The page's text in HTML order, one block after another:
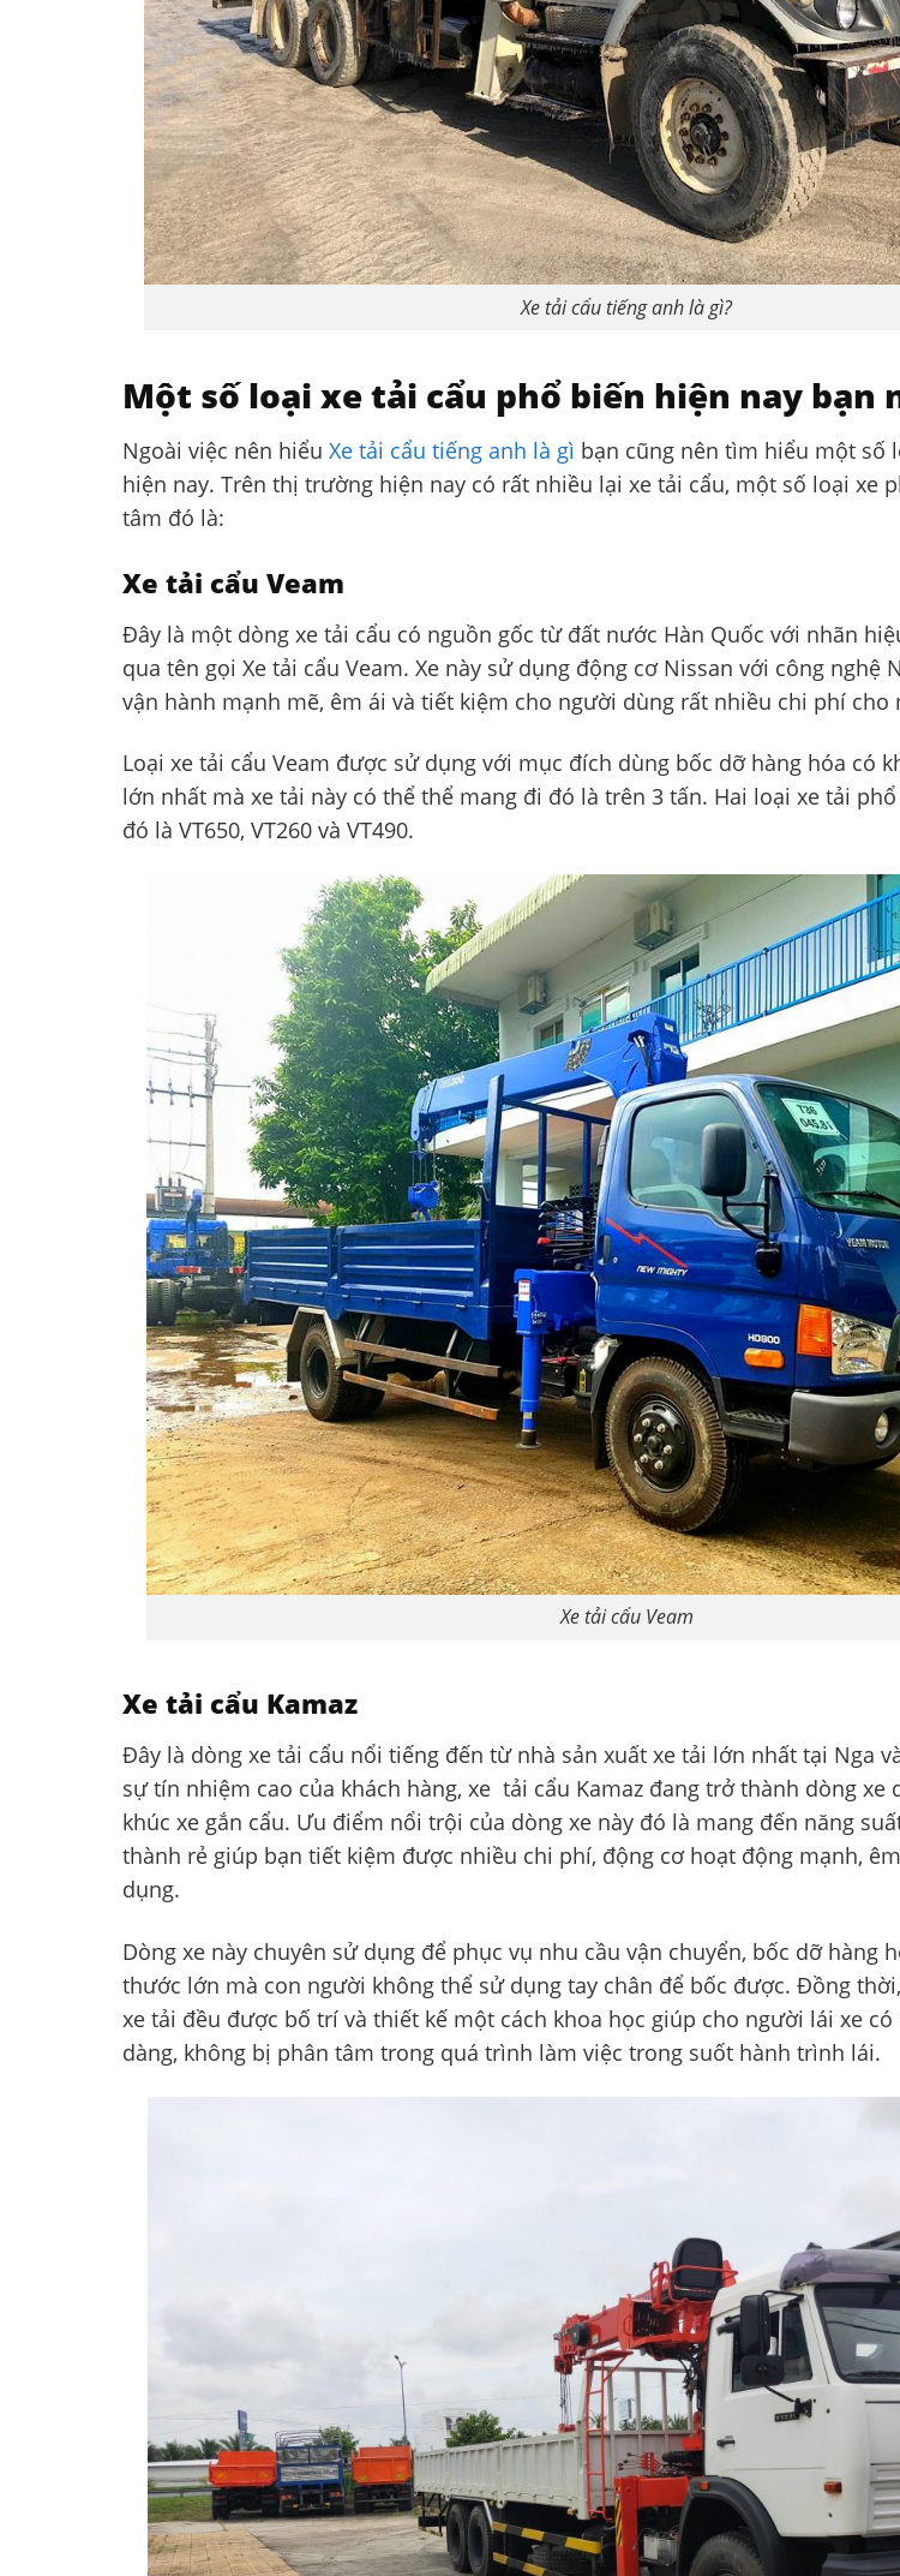
Xe tải cẩu tiếng anh là gì?
Một số loại xe tải cẩu phổ biến hiện nay bạn
Ngoài việc nên hiểu Xe tải cẩu tiếng anh là gì bạn cũng nên tìm hiểu một số
hiện nay. Trên thị trường hiện nay có rất nhiều lại xe tải cẩu, một số loại xe
tâm đó là:
Xe tải cẩu Veam
Đây là một dòng xe tải cẩu có nguồn gốc từ đất nước Hàn Quốc với nhãn
qua tên gọi Xe tải cẩu Veam. Xe này sử dụng động cơ Nissan với công nghệ
vận hành mạnh mẽ, êm ái và tiết kiệm cho người dùng rất nhiều chi phí cho
Loại xe tải cẩu Veam được sử dụng với mục đích dùng bốc dỡ hàng hóa có
lớn nhất mà xe tải này có thể thể mang đi đó là trên 3 tấn. Hai loại xe tải
đó là VT650, VT260 và VT490.
Xe tải cẩu Veam
Xe tải cẩu Kamaz
Đây là dòng xe tải cẩu nổi tiếng đến từ nhà sản xuất xe tải lớn nhất tại Nga
sự tín nhiệm cao của khách hàng, xe tải cẩu Kamaz đang trở thành dòng xe
khúc xe gắn cẩu. Ưu điểm nổi trội của dòng xe này đó là mang đến năng
thành rẻ giúp bạn tiết kiệm được nhiều chi phí, động cơ hoạt động mạnh,
dụng.
Dòng xe này chuyên sử dụng để phục vụ nhu cầu vận chuyển, bốc dỡ hàng
thước lớn mà con người không thể sử dụng tay chân để bốc được. Đồng thời,
xe tải đều được bố trí và thiết kế một cách khoa học giúp cho người lái xe
dàng, không bị phân tâm trong quá trình làm việc trong suốt hành trình lái.